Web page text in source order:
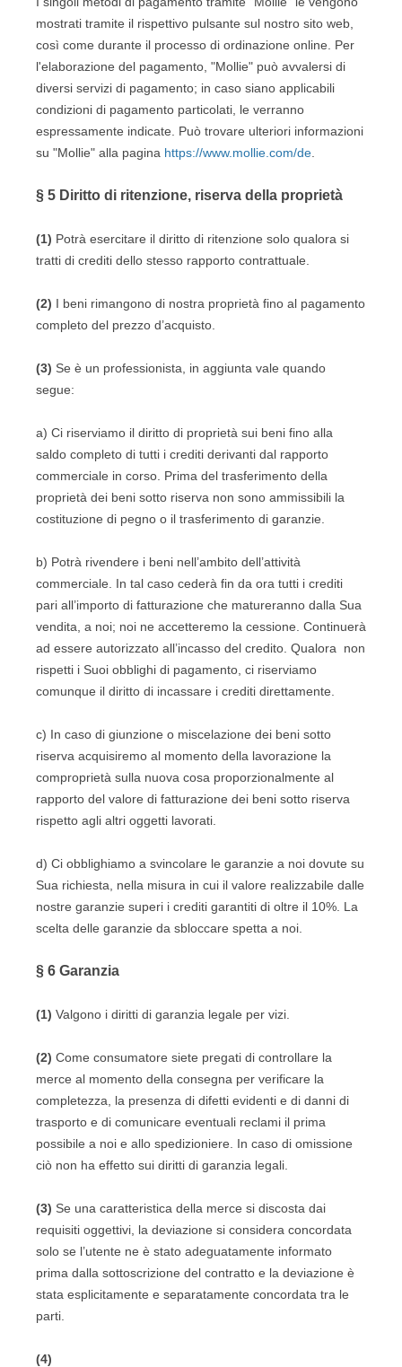
mostrati tramite il rispettivo pulsante sul nostro sito web,
così come durante il processo di ordinazione online. Per
l'elaborazione del pagamento, "Mollie" può avvalersi di
diversi servizi di pagamento; in caso siano applicabili
condizioni di pagamento particolati, le verranno
espressamente indicate. Può trovare ulteriori informazioni
su "Mollie" alla pagina https://www.mollie.com/de
§ 5 Diritto di ritenzione, riserva della proprietà
(1) Potrà esercitare il diritto di ritenzione solo qualora si
tratti di crediti dello stesso rapporto contrattuale.
(2) I beni rimangono di nostra proprietà fino al pagamento
completo del prezzo d’acquisto.
(3) Se è un professionista, in aggiunta vale quando
segue:
a) Ci riserviamo il diritto di proprietà sui beni fino alla
saldo completo di tutti i crediti derivanti dal rapporto
commerciale in corso. Prima del trasferimento della
proprietà dei beni sotto riserva non sono ammissibili la
costituzione di pegno o il trasferimento di garanzie.
b) Potrà rivendere i beni nell’ambito dell’attività
commerciale. In tal caso cederà fin da ora tutti i crediti
pari all’importo di fatturazione che matureranno dalla Sua
vendita, a noi; noi ne accetteremo la cessione. Continuerà
ad essere autorizzato all’incasso del credito. Qualora non
rispetti i Suoi obblighi di pagamento, ci riserviamo
comunque il diritto di incassare i crediti direttamente.
c) In caso di giunzione o miscelazione dei beni sotto
riserva acquisiremo al momento della lavorazione la
comproprietà sulla nuova cosa proporzionalmente al
rapporto del valore di fatturazione dei beni sotto riserva
rispetto agli altri oggetti lavorati.
d) Ci obblighiamo a svincolare le garanzie a noi dovute su
Sua richiesta, nella misura in cui il valore realizzabile dalle
nostre garanzie superi i crediti garantiti di oltre il 10%. La
scelta delle garanzie da sbloccare spetta a noi.
§ 6 Garanzia
(1) Valgono i diritti di garanzia legale per vizi.
(2) Come consumatore siete pregati di controllare la
merce al momento della consegna per verificare la
completezza, la presenza di difetti evidenti e di danni di
trasporto e di comunicare eventuali reclami il prima
possibile a noi e allo spedizioniere. In caso di omissione
ciò non ha effetto sui diritti di garanzia legali.
(3) Se una caratteristica della merce si discosta dai
requisiti oggettivi, la deviazione si considera concordata
solo se l’utente ne è stato adeguatamente informato
prima dalla sottoscrizione del contratto e la deviazione è
stata esplicitamente e separatamente concordata tra le
parti.
(4)